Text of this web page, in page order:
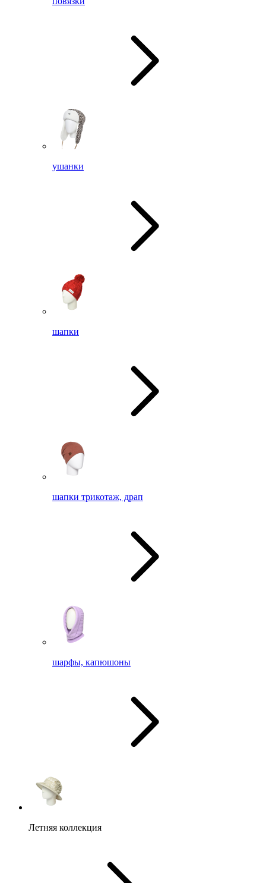
ушанки
шапки
шапки трикотаж, драп
шарфы, капюшоны
Летняя коллекция